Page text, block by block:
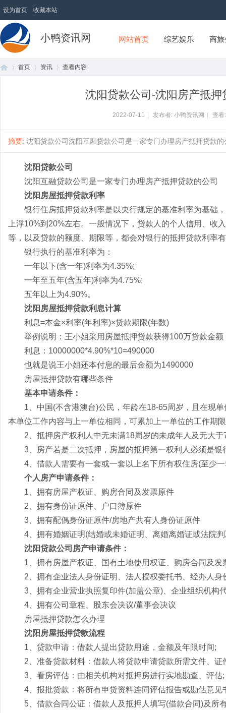
设为首页 收藏本站
小鸭资讯网 网站首页 综艺娱乐 商
首页 资讯 查看内容
沈阳贷款公司-沈阳房产抵
2022-07-11 发布者: 小鸭资讯网 查
摘要: 沈阳贷款公司沈阳互融贷款公司是一家专门办理房产抵押贷款
沈阳贷款公司
沈阳互融贷款公司是一家专门办理房产抵押贷款的公司
沈阳房屋抵押贷款利率
银行住房抵押贷款利率是以央行规定的基准利率为基础
上浮10%到20%左右。一般情况下，贷款人的个人信用、收
等，以及贷款的额度、期限等，都会对银行的抵押贷款利率
银行执行的基准利率为：
一年以下(含一年)利率为4.35%;
一年至五年(含五年)利率为4.75%;
五年以上为4.90%。
沈阳房屋抵押贷款利息计算
利息=本金×利率(年利率)×贷款期限(年数)
举例说明：王小姐采用房屋抵押贷款获得100万贷款金额
利息：10000000*4.90%*10=490000
也就是说王小姐还本付息的最后金额为1490000
房屋抵押贷款有哪些条件
基本申请条件：
1、中国(不含港澳台)公民，年龄在18-65周岁，且在现单
本单位工作内容与上一单位相同，可累加上一单位的工作期
2、抵押房产权利人中无未满18周岁的未成年人及无大于
3、房产若是二次抵押，房屋的抵押第一权利人必须是银
4、借款人需要有一套或一套以上名下所有权住房(至少一
个人房产申请条件：
1、拥有房屋产权证、购房合同及发票原件
2、拥有身份证原件、户口簿原件
3、拥有配偶身份证原件/房地产共有人身份证原件
4、拥有婚姻证明(结婚或未婚证明、离婚离婚证或法院判
沈阳贷款公司房产申请条件：
1、拥有房屋产权证、国有土地使用权证、购房合同及发
2、拥有企业法人身份证明、法人授权委托书、经办人身
3、拥有企业营业执照复印件(加盖公章)、企业组织机构
4、拥有公司章程、股东会决议/董事会决议
房屋抵押贷款怎么办理
沈阳房屋抵押贷款流程
1、贷款申请：借款人提出贷款用途，金额及年限时间;
2、准备贷款材料：借款人将贷款申请贷款所需文件、证
3、看房评估：由相关机构对抵押房进行实地勘查、评估;
4、报批贷款：将所有申贷资料连同评估报告或勘估意见
5、借款合同公证：借款人及抵押人填写(借款合同)及所